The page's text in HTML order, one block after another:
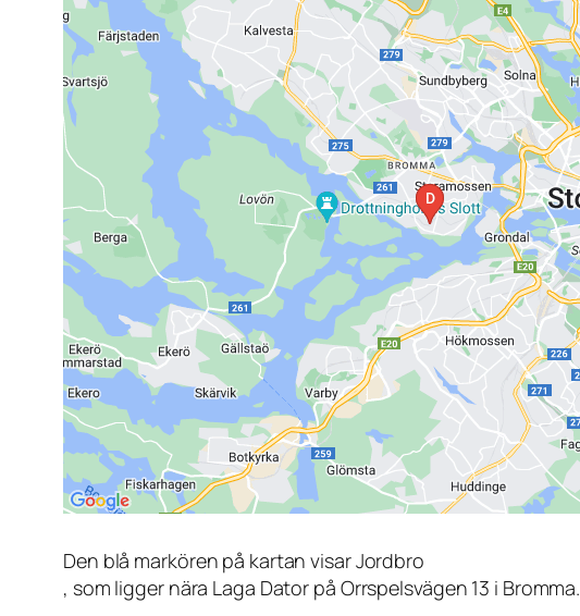
Den blå markören på kartan visar Jordbro
, som ligger nära Laga Dator på Orrspelsvägen 13 i Bromma.